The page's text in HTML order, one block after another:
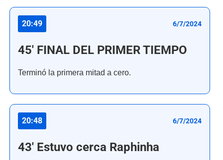
20:49 6/7/2024
45' FINAL DEL PRIMER TIEMPO
Terminó la primera mitad a cero.
20:48 6/7/2024
43' Estuvo cerca Raphinha